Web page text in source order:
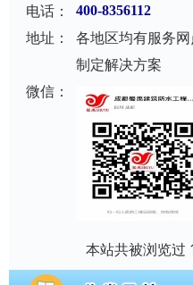
电话： 400-8356112
地址：
各地区均有服务
制定解决方案
微信：
本站共被浏览过